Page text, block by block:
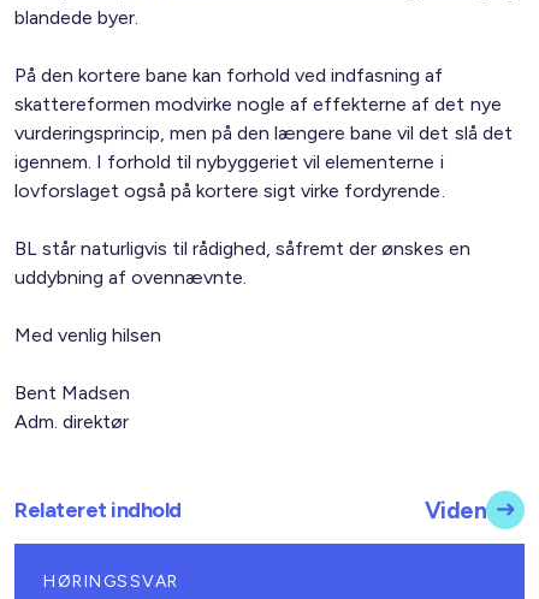
blandede byer.
På den kortere bane kan forhold ved indfasning af
skattereformen modvirke nogle af effekterne af det nye
vurderingsprincip, men på den længere bane vil det slå det
igennem. I forhold til nybyggeriet vil elementerne i
lovforslaget også på kortere sigt virke fordyrende.
BL står naturligvis til rådighed, såfremt der ønskes en
uddybning af ovennævnte.
Med venlig hilsen
Bent Madsen
Adm. direktør
Relateret indhold Viden
HØRINGSSVAR